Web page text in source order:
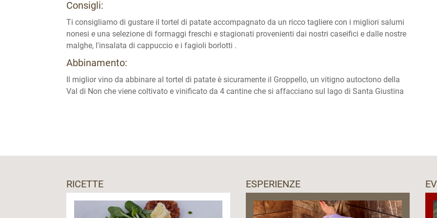
Consigli:
Ti consigliamo di gustare il tortel di patate accompagnato da un ricco tagliere con i migliori salumi
nonesi e una selezione di formaggi freschi e stagionati provenienti dai nostri caseifici e dalle nostre
malghe, l'insalata di cappuccio e i fagioli borlotti .
Abbinamento:
Il miglior vino da abbinare al tortel di patate è sicuramente il Groppello, un vitigno autoctono della
Val di Non che viene coltivato e vinificato da 4 cantine che si affacciano sul lago di Santa Giustina
RICETTE ESPERIENZE